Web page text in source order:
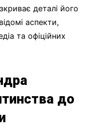
деталі його
аспекти,
та офіційних
до